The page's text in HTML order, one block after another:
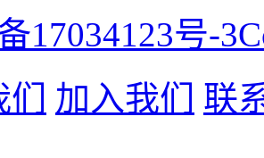
17034123号-3
加入我们 联